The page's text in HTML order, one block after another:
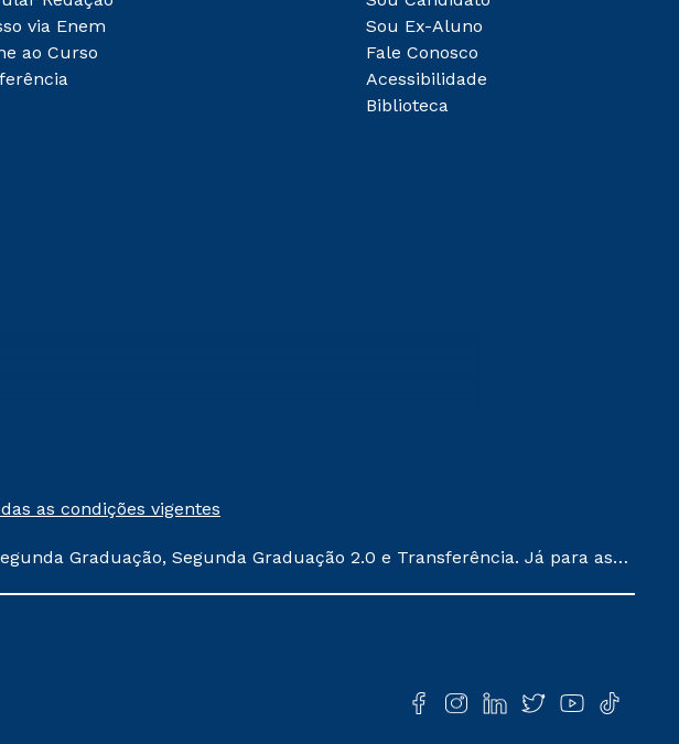
via Enem
ao Curso
Sou Ex-Aluno
Fale Conosco
Acessibilidade
Biblioteca
as condições vigentes
Graduação, Segunda Graduação 2.0 e Transferência. Já para as
de rematrícula conforme exposto no contrato de prestação de